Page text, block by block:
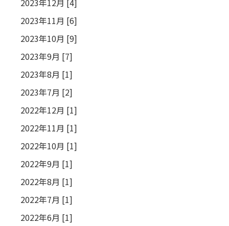
2023年12月 [4]
2023年11月 [6]
2023年10月 [9]
2023年9月 [7]
2023年8月 [1]
2023年7月 [2]
2022年12月 [1]
2022年11月 [1]
2022年10月 [1]
2022年9月 [1]
2022年8月 [1]
2022年7月 [1]
2022年6月 [1]